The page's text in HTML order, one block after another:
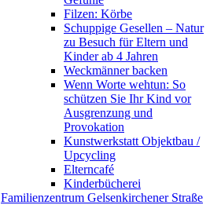
Filzen: Körbe
Schuppige Gesellen – Natur
zu Besuch für Eltern und
Kinder ab 4 Jahren
Weckmänner backen
Wenn Worte wehtun: So
schützen Sie Ihr Kind vor
Ausgrenzung und
Provokation
Kunstwerkstatt Objektbau /
Upcycling
Elterncafé
Kinderbücherei
Familienzentrum Gelsenkirchener Straße